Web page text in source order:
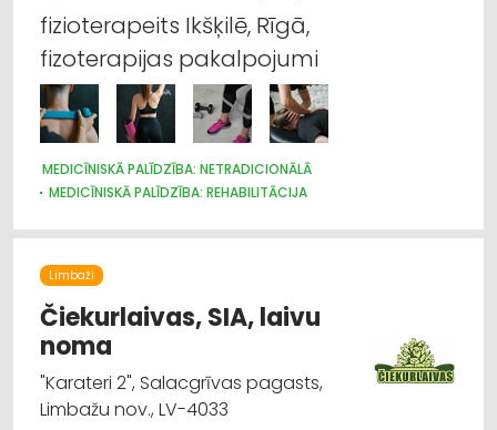
fizioterapeits Ikšķilē, Rīgā,
fizoterapijas pakalpojumi
MEDICĪNISKĀ PALĪDZĪBA: NETRADICIONĀLĀ
MEDICĪNISKĀ PALĪDZĪBA: REHABILITĀCIJA
MEDICĪNAS ĀRSTU KOMISIJAS
Limbaži
Čiekurlaivas, SIA, laivu
noma
"Karateri 2", Salacgrīvas pagasts,
Limbažu nov., LV-4033